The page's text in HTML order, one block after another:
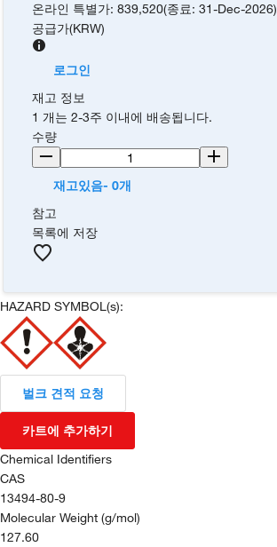
온라인 특별가:839,520(종료:31-Dec-2026)
공급가(KRW)
로그인
재고 정보
1 개는 2-3주 이내에 배송됩니다.
수량
재고있음- 0개
참고
목록에 저장
HAZARD SYMBOL(s):
벌크 견적 요청
카트에 추가하기
Chemical Identifiers
CAS
13494-80-9
Molecular Weight (g/mol)
127.60